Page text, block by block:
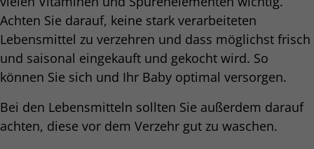
Achten Sie darauf, keine stark verarbeiteten
Lebensmittel zu verzehren und dass möglichst frisch
und saisonal eingekauft und gekocht wird. So
können Sie sich und Ihr Baby optimal versorgen.
Bei den Lebensmitteln sollten Sie außerdem darauf
achten, diese vor dem Verzehr gut zu waschen.